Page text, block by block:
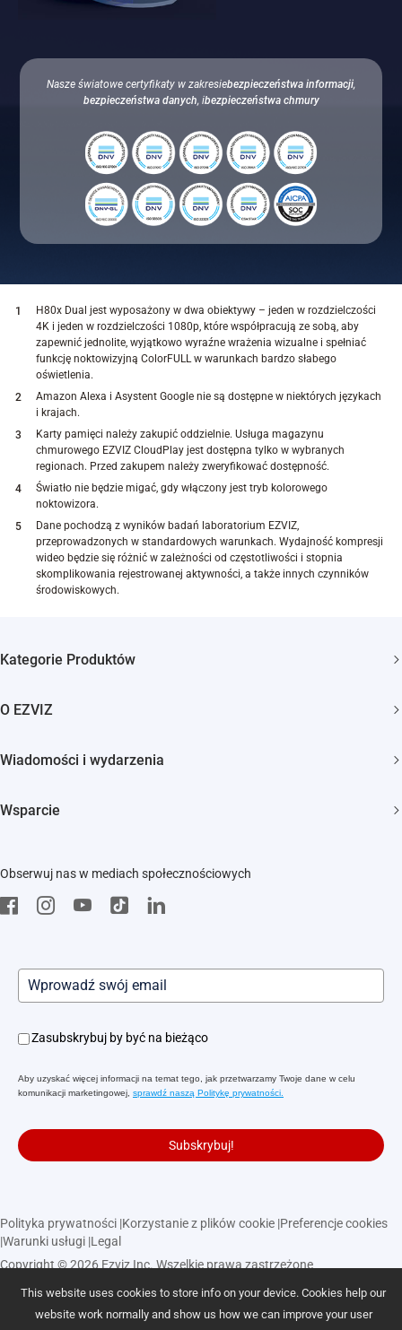
Nasze światowe certyfikaty w zakresiebezpieczeństwa informacji,
bezpieczeństwa danych, ibezpieczeństwa chmury
H80x Dual jest wyposażony w dwa obiektywy – jeden w rozdzielczości
4K i jeden w rozdzielczości 1080p, które współpracują ze sobą, aby
zapewnić jednolite, wyjątkowo wyraźne wrażenia wizualne i spełniać
funkcję noktowizyjną ColorFULL w warunkach bardzo słabego
oświetlenia.
Amazon Alexa i Asystent Google nie są dostępne w niektórych językach
i krajach.
Karty pamięci należy zakupić oddzielnie. Usługa magazynu
chmurowego EZVIZ CloudPlay jest dostępna tylko w wybranych
regionach. Przed zakupem należy zweryfikować dostępność.
Światło nie będzie migać, gdy włączony jest tryb kolorowego
noktowizora.
Dane pochodzą z wyników badań laboratorium EZVIZ,
przeprowadzonych w standardowych warunkach. Wydajność kompresji
wideo będzie się różnić w zależności od częstotliwości i stopnia
skomplikowania rejestrowanej aktywności, a także innych czynników
środowiskowych.
Kategorie Produktów
O EZVIZ
Trust Center
Wiadomości i wydarzenia
Wsparcie
Pobierz
Obserwuj nas w mediach społecznościowych
Zasubskrybuj by być na bieżąco
Aby uzyskać więcej informacji na temat tego, jak przetwarzamy Twoje dane w celu
komunikacji marketingowej, sprawdź naszą Politykę prywatności.
Subskrybuj!
Polityka prywatności |Korzystanie z plików cookie |Preferencje cookies
|Warunki usługi |Legal
Copyright © 2026 Ezviz Inc. Wszelkie prawa zastrzeżone
Polska
This website uses cookies to store info on your device. Cookies help our
website work normally and show us how we can improve your user